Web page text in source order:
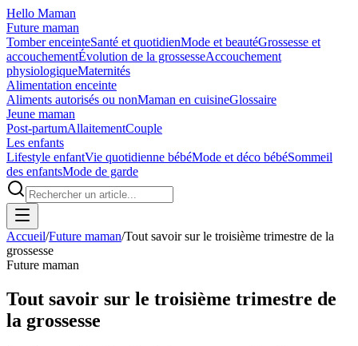
Hello Maman
Future maman
Tomber enceinteSanté et quotidienMode et beautéGrossesse et
accouchementÉvolution de la grossesseAccouchement
physiologiqueMaternités
Alimentation enceinte
Aliments autorisés ou nonMaman en cuisineGlossaire
Jeune maman
Post-partumAllaitementCouple
Les enfants
Lifestyle enfantVie quotidienne bébéMode et déco bébéSommeil
des enfantsMode de garde
Accueil/Future maman/Tout savoir sur le troisième trimestre de la
grossesse
Future maman
Tout savoir sur le troisième trimestre de
la grossesse